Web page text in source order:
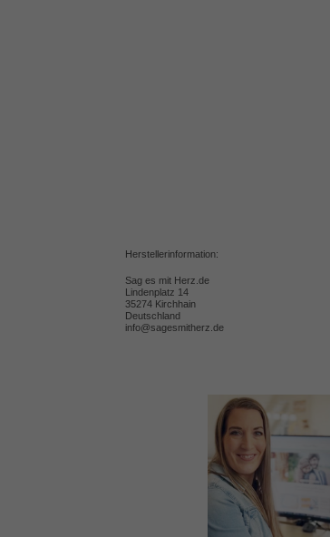
Herstellerinformation:
Sag es mit Herz.de
Lindenplatz 14
35274 Kirchhain
Deutschland
info@sagesmitherz.de